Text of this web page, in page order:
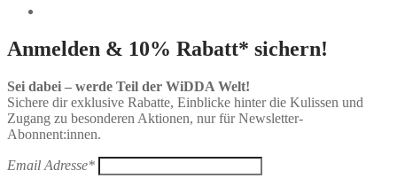
Anmelden & 10% Rabatt* sichern!
Sei dabei – werde Teil der WiDDA Welt!
Sichere dir exklusive Rabatte, Einblicke hinter die Kulissen und
Zugang zu besonderen Aktionen, nur für Newsletter-
Abonnent:innen.
Email Adresse*